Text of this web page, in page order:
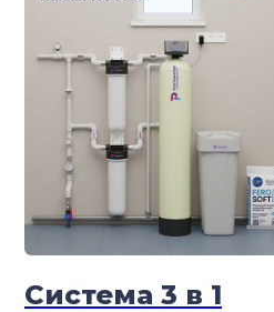
Система 3 в 1